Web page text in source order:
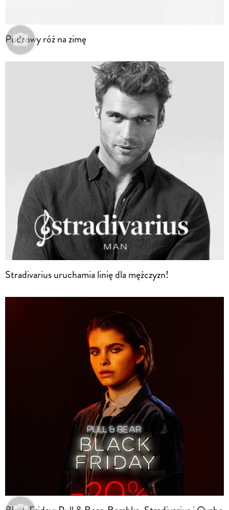
Pudrowy róż na zimę
Stradivarius uruchamia linię dla mężczyzn!